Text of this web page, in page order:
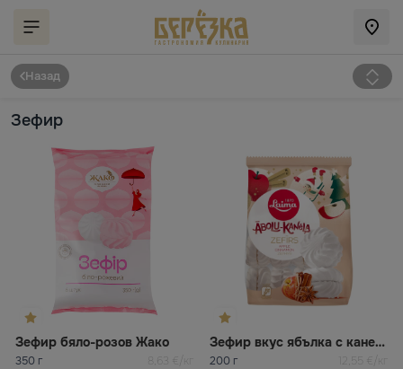
Назад
Зефир
Зефир бяло-розов Жако
350 г 8,63 €/кг
Зефир вкус ябълка с канела Laima
200 г 12,55 €/кг